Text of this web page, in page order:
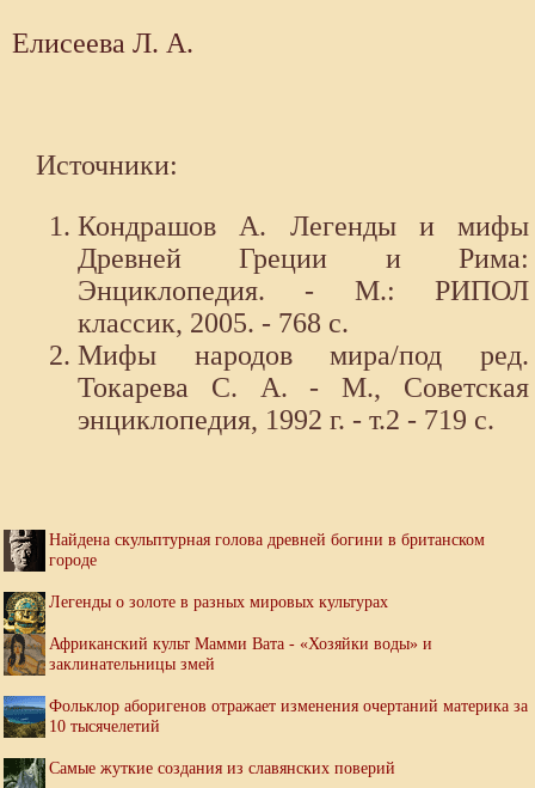
Елисеева Л. А.
Источники:
Кондрашов А. Легенды и мифы
Древней Греции и Рима:
Энциклопедия. - М.: РИПОЛ
классик, 2005. - 768 с.
Мифы народов мира/под ред.
Токарева С. А. - М., Советская
энциклопедия, 1992 г. - т.2 - 719 с.
Найдена скульптурная голова древней богини в британском
городе
Легенды о золоте в разных мировых культурах
Африканский культ Мамми Вата - «Хозяйки воды» и
заклинательницы змей
Фольклор аборигенов отражает изменения очертаний материка за
10 тысячелетий
Самые жуткие создания из славянских поверий